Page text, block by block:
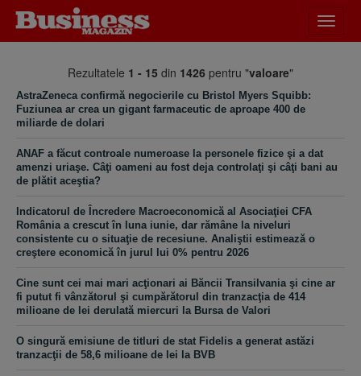
meniu
Rezultatele 1 - 15 din 1426 pentru "valoare"
AstraZeneca confirmă negocierile cu Bristol Myers Squibb:
Fuziunea ar crea un gigant farmaceutic de aproape 400 de
miliarde de dolari
ANAF a făcut controale numeroase la personele fizice şi a dat
amenzi uriaşe. Câţi oameni au fost deja controlaţi şi câţi bani au
de plătit aceştia?
Indicatorul de Încredere Macroeconomică al Asociaţiei CFA
România a crescut în luna iunie, dar rămâne la niveluri
consistente cu o situaţie de recesiune. Analiştii estimează o
creştere economică în jurul lui 0% pentru 2026
Cine sunt cei mai mari acţionari ai Băncii Transilvania şi cine ar
fi putut fi vânzătorul şi cumpărătorul din tranzacţia de 414
milioane de lei derulată miercuri la Bursa de Valori
O singură emisiune de titluri de stat Fidelis a generat astăzi
tranzacţii de 58,6 milioane de lei la BVB